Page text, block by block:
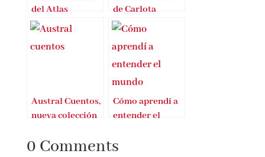
En las montañas
del Atlas
Constelaciones
de Carlota
Austral Cuentos,
Cómo aprendí a
mundo